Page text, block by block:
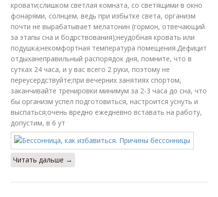
кровати;слишком светлая комната, со светящими в окно
фонарями, солнцем, ведь при избытке света, организм
почти не вырабатывает мелатонин (гормон, отвечающий
за этапы сна и бодрствования);неудобная кровать или
подушка;некомфортная температура помещения.Дефицит
отдыханеправильный распорядок дня, помните, что в
сутках 24 часа, и у вас всего 2 руки, поэтому не
переусердствуйте;при вечерних занятиях спортом,
заканчивайте тренировки минимум за 2-3 часа до сна, что
бы организм успел подготовиться, настроится уснуть и
выспаться;очень вредно ежедневно вставать на работу,
допустим, в 6 ут
Читать дальше →